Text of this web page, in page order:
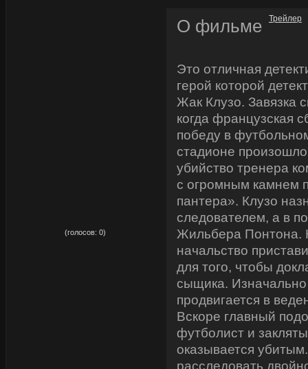
О фильме
Это отличная
герой которой
Жак Клузо. Завязка
когда французская
победу в
стадионе
убийство тренера
с огромным камнем
пантера». Клузо
следователем, а в
Жильбера Понтона.
начальство
для того, чтобы
сыщика.
продвигается в
Вскоре главный
футболист и
оказывается
расследовать
(голосов: 0)
Трейлер